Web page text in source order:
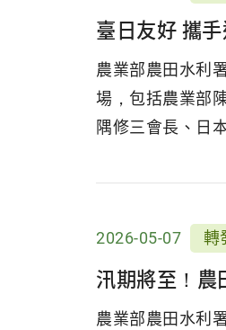
臺日友好 攜
農業部農田水利
場，包括農業部
隅修三會長、日
2026-05-07 轉
汛期將至！農
農業部農田水利